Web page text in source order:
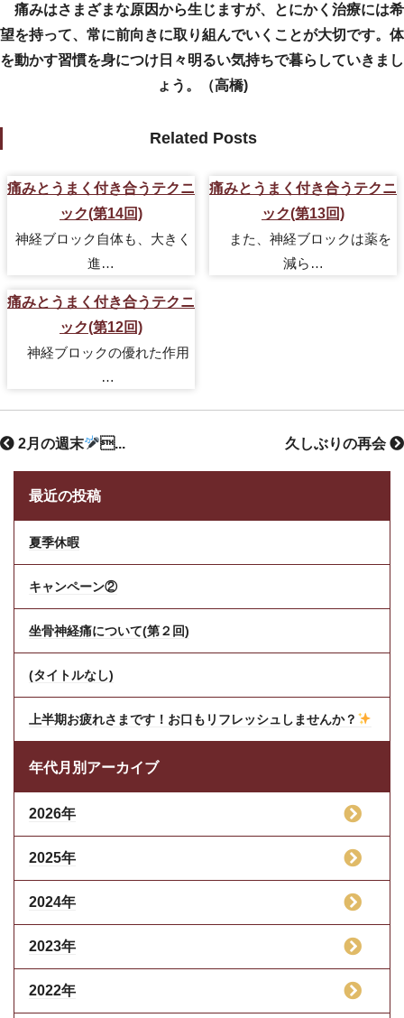
痛みはさまざまな原因から生じますが、とにかく治療には希
望を持って、常に前向きに取り組んでいくことが大切です。体
を動かす習慣を身につけ日々明るい気持ちで暮らしていきまし
ょう。（高橋)
Related Posts
痛みとうまく付き合うテクニ
ック(第14回)
神経ブロック自体も、大きく
進…
痛みとうまく付き合うテクニ
ック(第13回)
また、神経ブロックは薬を
減ら…
痛みとうまく付き合うテクニ
ック(第12回)
神経ブロックの優れた作用
…
久しぶりの再会
2月の週末 ...
最近の投稿
夏季休暇
キャンペーン②
坐骨神経痛について(第２回)
(タイトルなし)
上半期お疲れさまです！お口もリフレッシュしませんか？
年代月別アーカイブ
2026年
2025年
2024年
2023年
2022年